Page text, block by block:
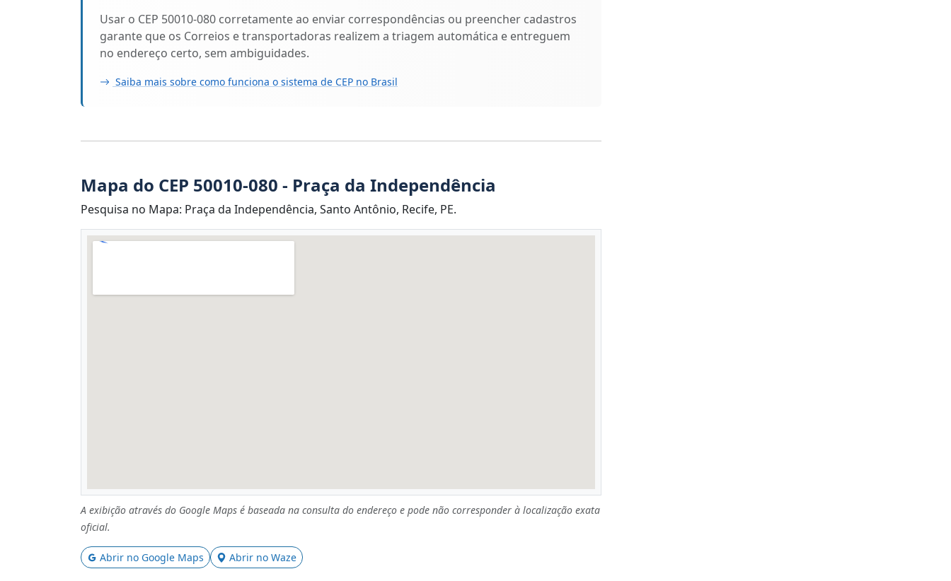
Usar o CEP 50010-080 corretamente ao enviar correspondências ou preencher cadastros
garante que os Correios e transportadoras realizem a triagem automática e entreguem
no endereço certo, sem ambiguidades.
Saiba mais sobre como funciona o sistema de CEP no Brasil
Mapa do CEP 50010-080 - Praça da Independência
Pesquisa no Mapa: Praça da Independência, Santo Antônio, Recife, PE.
A exibição através do Google Maps é baseada na consulta do endereço e pode não corresponder à localização exata
oficial.
Abrir no Google Maps Abrir no Waze